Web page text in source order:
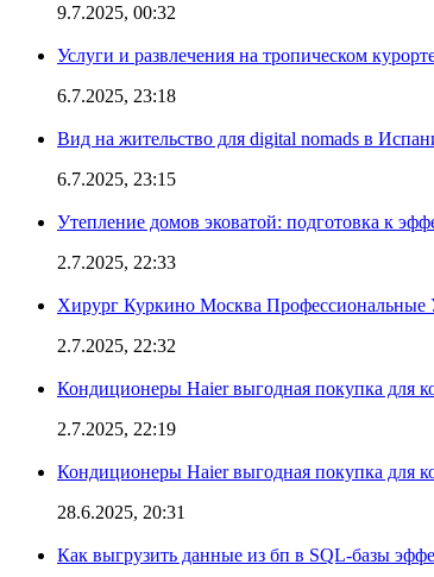
9.7.2025, 00:32
Услуги и развлечения на тропическом
6.7.2025, 23:18
Вид на жительство для digital nomads в
6.7.2025, 23:15
Утепление домов эковатой: подготовка к
2.7.2025, 22:33
Хирург Куркино Москва Профессиональные
2.7.2025, 22:32
Кондиционеры Haier выгодная покупка для
2.7.2025, 22:19
Кондиционеры Haier выгодная покупка для
28.6.2025, 20:31
Как выгрузить данные из бп в SQL-базы